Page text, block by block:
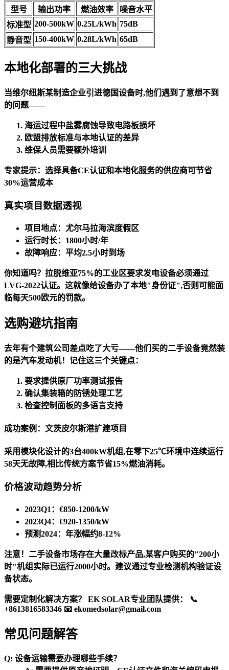
型号 输出功率 燃油效率
噪音水平
标准型 200-500kW 0.25L/kWh 75dB
静音型 150-400kW 0.28L/kWh 65dB
本地化部署的三大挑战
当维尔纽斯某制造企业引进德国设备时,他们遇到了意想不到
的问题——
海运过程中盐雾腐蚀导致电路板损坏
欧盟排放标准与本地认证的差异
维保人员需要额外培训
专家提示：选择具备CE认证和本地化服务的供应商可节省
30%运营成本
真实项目数据透视
项目地点：尤尔马拉海滨度假区
运行时长：1800小时/年
故障响应：平均2.5小时到场
你知道吗？拉脱维亚75%的工业区要求发电设备必须通过
LVG-2022认证。这就像给设备办了本地"身份证",否则可能面
临每天500欧元的罚款。
选购避坑指南
去年有个建筑公司差点吃了大亏——他们买的二手设备竟然装
的是汽车发动机！记住这三个关键点：
要求提供原厂功率测试报告
确认集装箱的防锈处理工艺
检查控制面板的多语言支持
成功案例：文茨皮尔斯港扩建项目
采用模块化设计的3台400kW机组,在零下25℃环境中连续运行
58天无故障,相比传统方案节省15%燃油消耗。
价格波动趋势分析
2023Q1：€850-1200/kW
2023Q4：€920-1350/kW
预测2024：年涨幅约8-12%
注意！二手设备市场存在大量改标产品,某客户购买的"200小
时"机组实际已运行2000小时。建议通过专业检测机构验证设
备状态。
需要定制化解决方案？ EK SOLAR专业团队提供： 📞
+8613816583346 📧 ekomedsolar@gmail.com
常见问题解答
Q: 设备运输需要办理哪些手续？